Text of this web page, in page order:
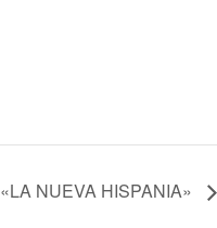
NUEVA HISPANIA»